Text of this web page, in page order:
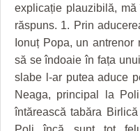
explicație plauzibilă,
răspuns. 1. Prin
Ionuț Popa, un
să se îndoaie în fața
slabe l-ar putea aduce
Neaga, principal la
întărească tabăra